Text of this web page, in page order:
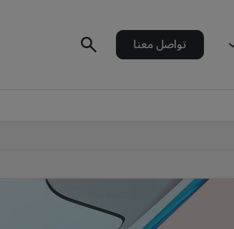
تواصل معنا